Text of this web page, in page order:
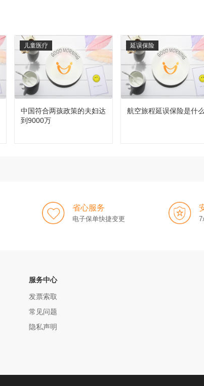
中国符合两孩政策的夫妇达
到9000万
儿童医疗
航空旅程延误保险是什
延误保险
省心服务
电子保单快捷变更
服务中心
发票索取
常见问题
隐私声明